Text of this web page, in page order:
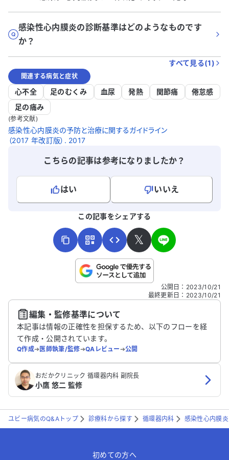
感染性心内膜炎の診断基準はどのようなものです
か？
すべて見る(1)
関連する病気と症状
心不全 足のむくみ 血尿 発熱 関節痛
倦怠感
足の痛み
(参考文献)
感染性心内膜炎の予防と治療に関するガイドライン
（2017 年改訂版）. 2017
こちらの記事は参考になりましたか？
はい
いいえ
こちらは送信専用のフォームです。氏名やご自身の病気の詳細な
送信する
この記事をシェアする
𝕏
公開日 ： 2023/10/21
最終更新日 ： 2023/10/21
編集・監修基準について
本記事は情報の正確性を担保するため、以下のフローを経
て作成・公開されています。
Q作成➔医師執筆/監修➔QAレビュー➔公開
おだかクリニック 循環器内科 副院長
小鷹 悠二 監修
ユビー病気のQ&Aトップ 診療科から探す 循環器内科 感染性心内膜炎
初めての方へ